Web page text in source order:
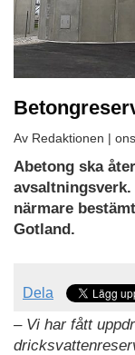
Av Redaktionen |
Abetong ska
avsaltningsverk.
närmare
Gotland.
Dela
– Vi har fått